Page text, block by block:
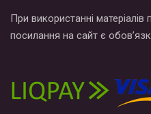
При використанні
посилання на сайт є